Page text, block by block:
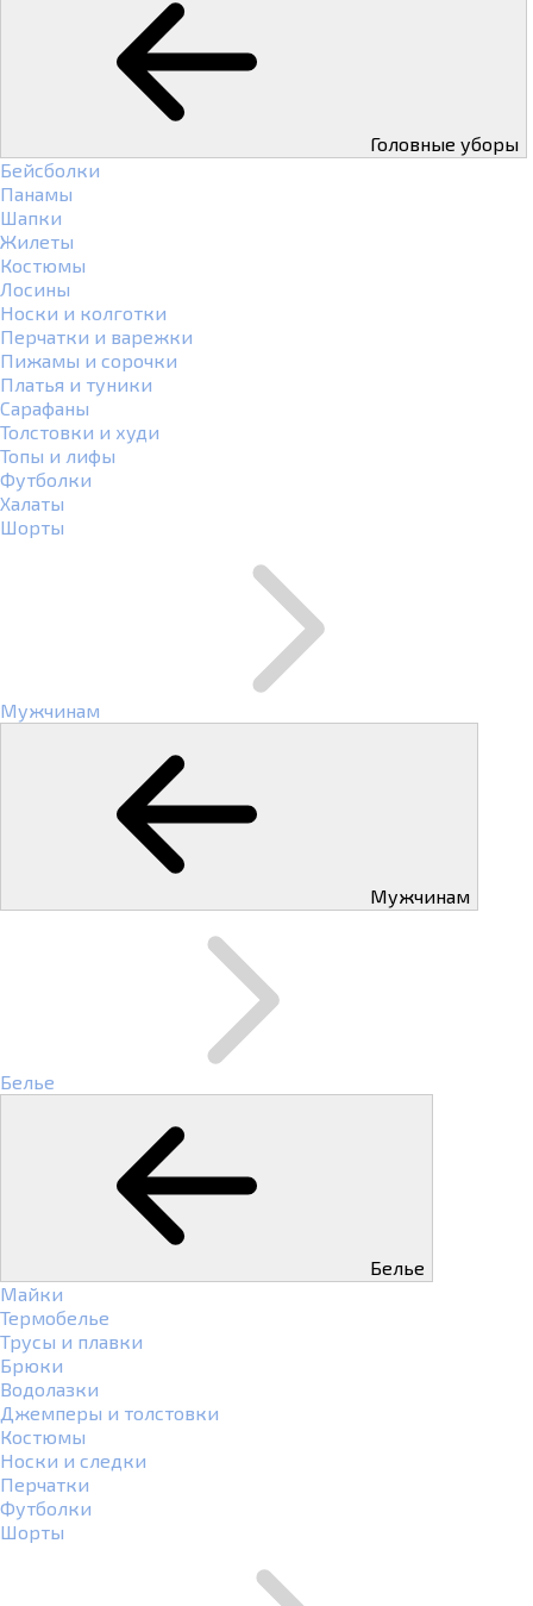
Головные уборы
Бейсболки
Панамы
Шапки
Жилеты
Костюмы
Лосины
Носки и колготки
Перчатки и варежки
Пижамы и сорочки
Платья и туники
Сарафаны
Толстовки и худи
Топы и лифы
Футболки
Халаты
Шорты
Мужчинам
Мужчинам
Белье
Белье
Майки
Термобелье
Трусы и плавки
Брюки
Водолазки
Джемперы и толстовки
Костюмы
Носки и следки
Перчатки
Футболки
Шорты